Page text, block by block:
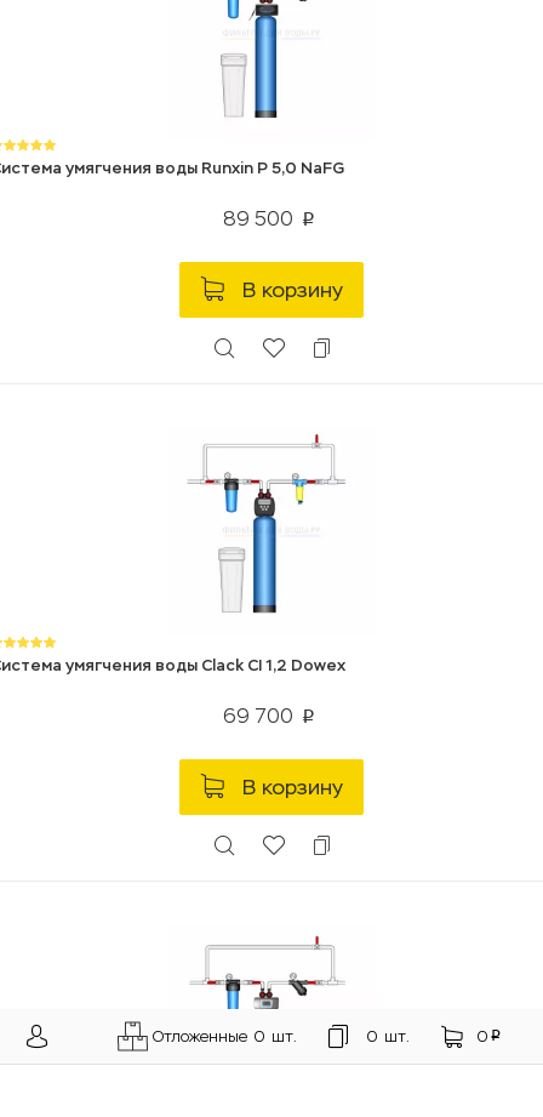
Отложенные 0 шт. 0 шт. 0 p
умягчения воды Runxin P 5,0 NaFG
89 500 p
В корзину
умягчения воды Clack CI 1,2 Dowex
69 700 p
В корзину